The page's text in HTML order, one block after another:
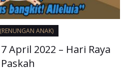
ANAK)
April 2022 – Hari Raya
Paskah